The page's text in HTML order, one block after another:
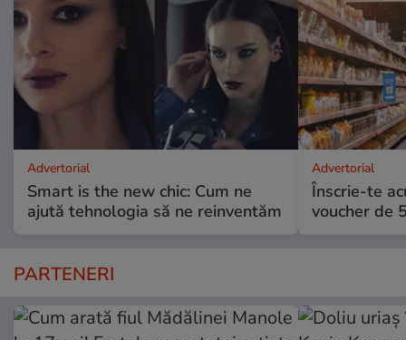
Advertorial
Smart is the new chic: Cum ne
ajută tehnologia să ne reinventăm
Advertorial
Înscrie-te
voucher de
PARTENERI